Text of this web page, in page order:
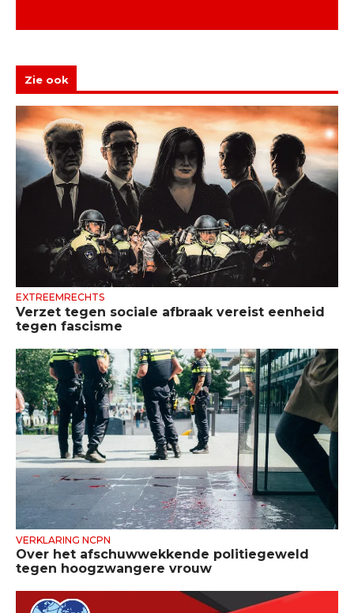
Zie ook
EXTREEMRECHTS
Verzet tegen sociale afbraak vereist eenheid
tegen fascisme
VERKLARING NCPN
Over het afschuwwekkende politiegeweld
tegen hoogzwangere vrouw